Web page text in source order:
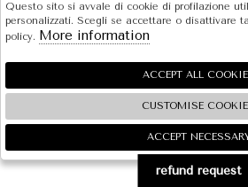
SHOPPING
EXTRA
🍪
refund request
Questo sito si avvale di cookie di profilazione
personalizzati. Scegli se accettare o disattivare
policy. More information
ACCEPT ALL
CUSTOMISE
ACCEPT